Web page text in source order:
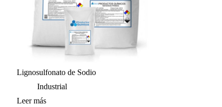
Lignosulfonato de Sodio
Industrial
Leer más